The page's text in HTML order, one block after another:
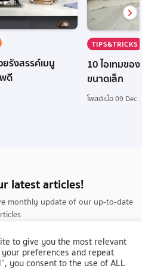
ยรังสรรค์เมนู
ดี
TIPS&TRICKS
10 ไอเทมขอ
ขนาดเล็ก
โพสต์เมื่อ 09 Dec
latest articles!
monthly update of our up-to-date
to give you the most relevant
preferences and repeat
you consent to the use of ALL